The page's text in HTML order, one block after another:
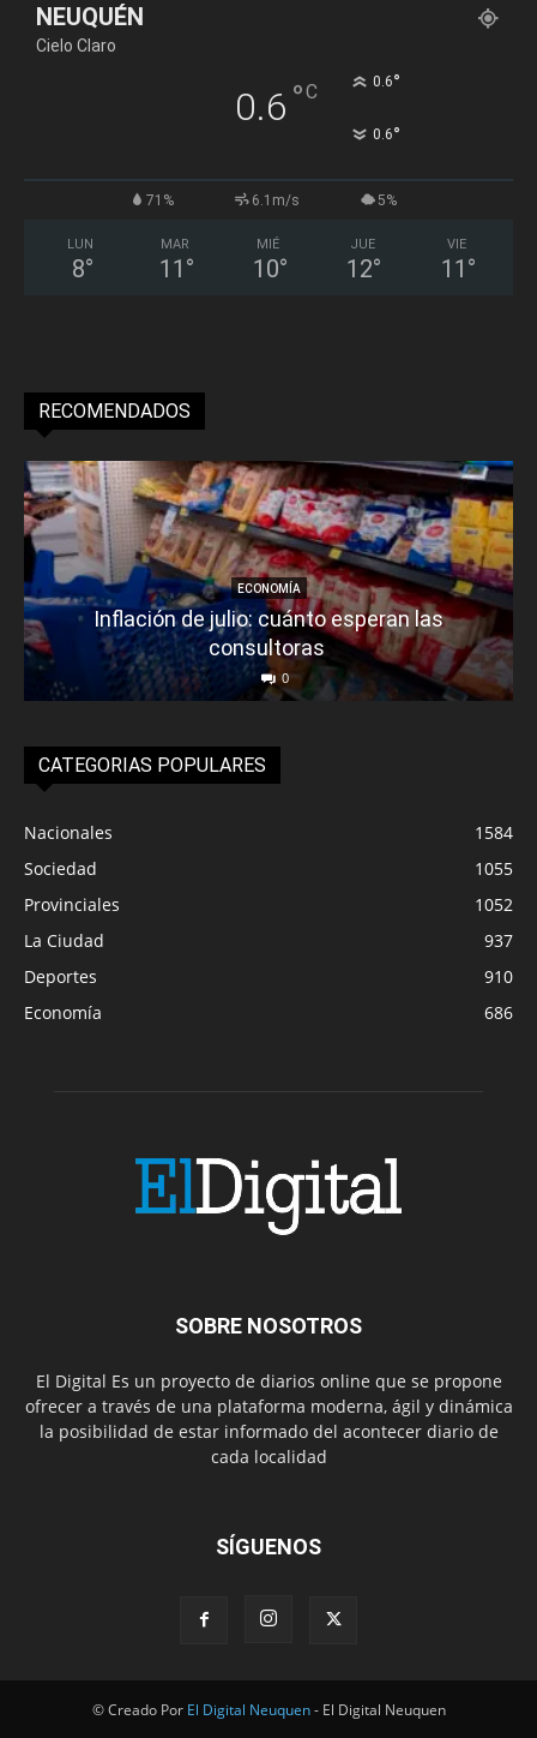
NEUQUÉN
Cielo Claro
0.6 °C 0.6°
0.6°
71% 6.1m/s 5%
LUN
8°
MAR
11 °
MIÉ
10°
JUE
12°
VIE
11 °
RECOMENDADOS
ECONOMÍA
Inflación de julio: cuánto esperan las
consultoras
0
CATEGORIAS POPULARES
Nacionales
1584
Sociedad
1055
Provinciales
1052
La Ciudad
937
Deportes
910
Economía
686
SOBRE NOSOTROS
El Digital Es un proyecto de diarios online que se propone
ofrecer a través de una plataforma moderna, ágil y dinámica
la posibilidad de estar informado del acontecer diario de
cada localidad
SÍGUENOS
© Creado Por El Digital Neuquen- El Digital Neuquen